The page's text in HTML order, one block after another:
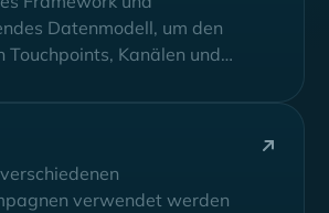
Datenmodell, um den
Touchpoints, Kanälen und
Wert zuzuordnen
verwendet werden